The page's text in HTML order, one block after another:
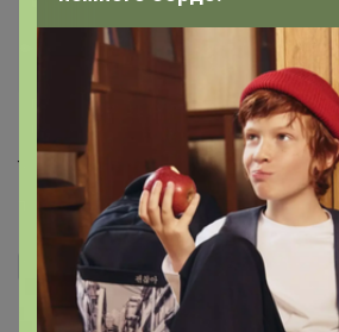
появилось новое событие в
— "VoroninaOE4"
то, что пришло новое событие в
когда Вы заходите на сайт под
паролем.